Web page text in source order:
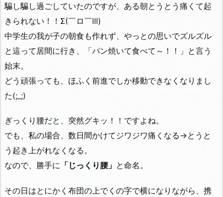
騙し騙し過ごしていたのですが、ある朝とうとう痛くて起
きられない！！Σ(￣ロ￣lll)
中学生の我が子の朝食も作れず、やっとの思いでズルズル
と這って居間に行き、「パン焼いて食べて～！！」と言う
始末。
どう頑張っても、ほふく前進でしか移動できなくなりまし
た(;_;)
ぎっくり腰だと、突然グキッ！！ですよね。
でも、私の場合、数日間かけてジワジワ痛くなる→とうと
う起き上がれなくなる。
なので、勝手に 「じっくり腰」 と命名。
その日はとにかく布団の上でくの字で横になりながら、携